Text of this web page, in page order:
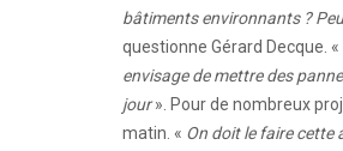
bâtiments environnants ?
questionne Gérard Decque. «
envisage de mettre des
jour». Pour de nombreux
matin. « On doit le faire cette